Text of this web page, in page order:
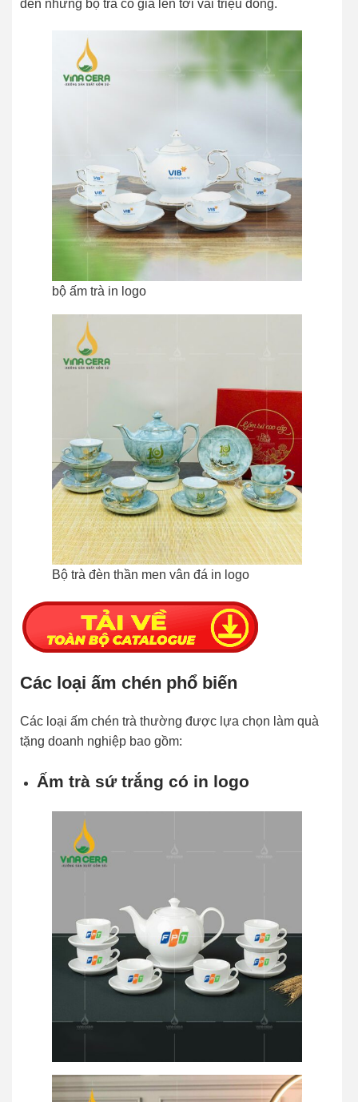
đến những bộ trà có giá lên tới vài triệu đồng.
bộ ấm trà in logo
Bộ trà đèn thần men vân đá in logo
Các loại ấm chén phổ biến
Các loại ấm chén trà thường được lựa chọn làm quà
tặng doanh nghiệp bao gồm:
Ấm trà sứ trắng có in logo